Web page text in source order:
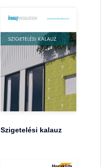
Szigetelési kalauz